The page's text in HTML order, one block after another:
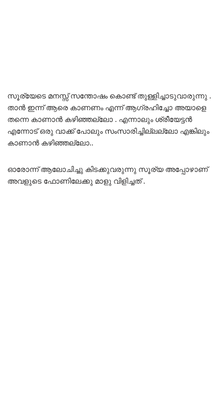
സൂര്യേടെ മനസ്സ് സന്തോഷം കൊണ്ട് തുള്ളിച്ചാടുവാരുന്നു .
താൻ ഇന്ന് ആരെ കാണണം എന്ന് ആഗ്രഹിച്ചോ അയാളെ
തന്നെ കാണാൻ കഴിഞ്ഞല്ലോ . എന്നാലും ശ്രീയേട്ടൻ
എന്നോട് ഒരു വാക്ക് പോലും സംസാരിച്ചില്ലല്ലോ എങ്കിലും
കാണാൻ കഴിഞ്ഞല്ലോ..
ഓരോന്ന് ആലോചിച്ചു കിടക്കുവരുന്നു സൂര്യ അപ്പോഴാണ്
അവളുടെ ഫോണിലേക്കു മാളു വിളിച്ചത് .